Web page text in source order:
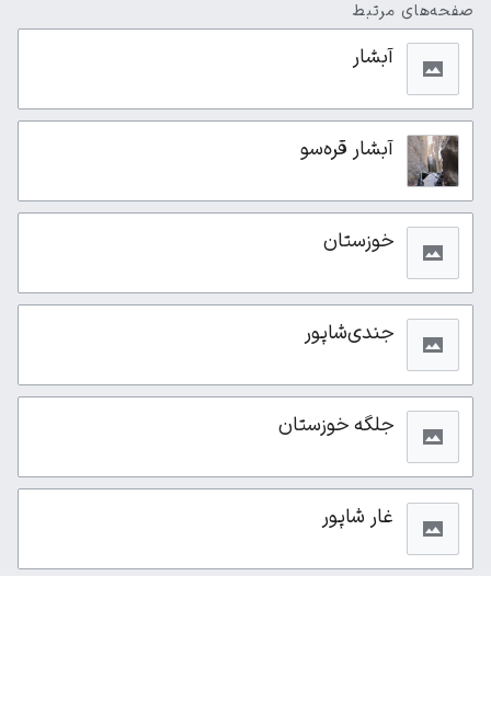
صفحه‌های مرتبط
آبشار
آبشار قره‌سو
خوزستان
جندی‌شاپور
جلگه خوزستان
غار شاپور